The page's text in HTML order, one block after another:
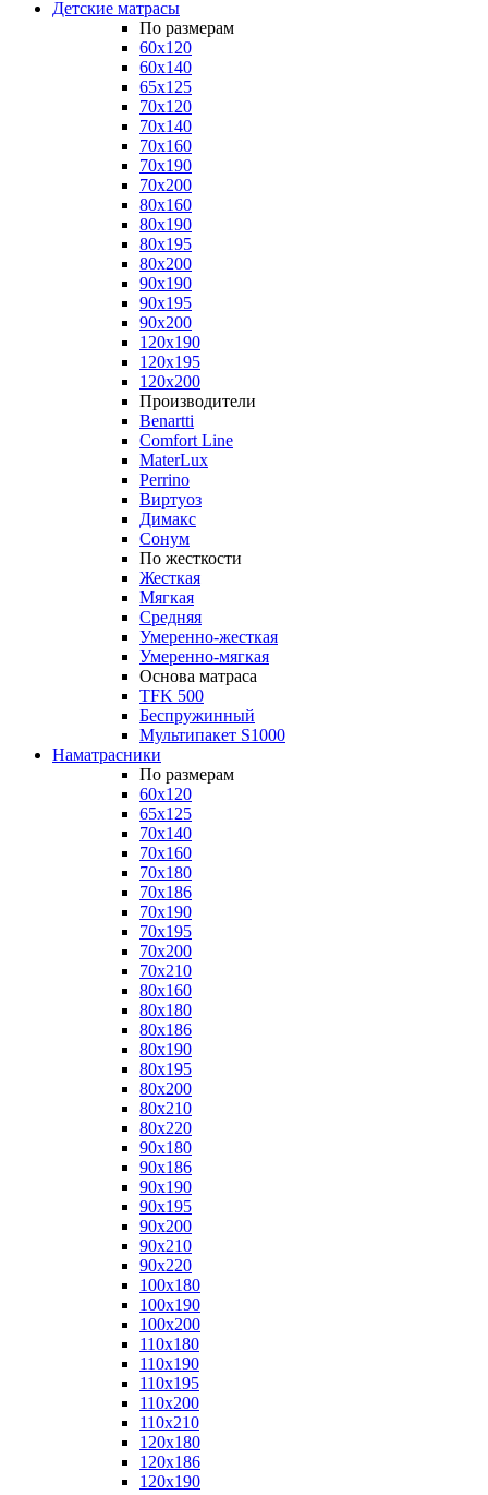
Детские матрасы
По размерам
60x120
60x140
65x125
70x120
70x140
70x160
70x190
70x200
80x160
80x190
80x195
80x200
90x190
90x195
90x200
120x190
120x195
120x200
Производители
Benartti
Comfort Line
MaterLux
Perrino
Виртуоз
Димакс
Сонум
По жесткости
Жесткая
Мягкая
Средняя
Умеренно-жесткая
Умеренно-мягкая
Основа матраса
TFK 500
Беспружинный
Мультипакет S1000
Наматрасники
По размерам
60x120
65x125
70x140
70x160
70x180
70x186
70x190
70x195
70x200
70x210
80x160
80x180
80x186
80x190
80x195
80x200
80x210
80x220
90x180
90x186
90x190
90x195
90x200
90x210
90x220
100x180
100x190
100x200
110x180
110x190
110x195
110x200
110x210
120x180
120x186
120x190